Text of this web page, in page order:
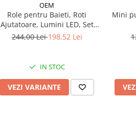
OEM
Role pentru Baieti, Roti
Ajutatoare, Lumini LED, Set
Protectie
244,00 Lei198,52 Lei
IN STOC
VEZI VARIANTE
Mini